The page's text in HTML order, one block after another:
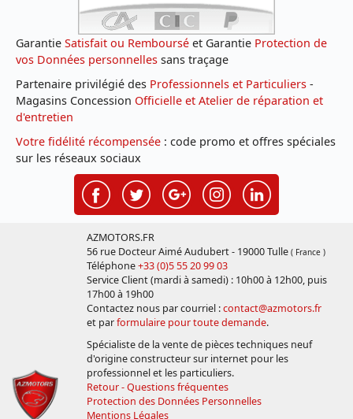
Garantie Satisfait ou Remboursé et Garantie Protection de
vos Données personnelles sans traçage
Partenaire privilégié des Professionnels et Particuliers -
Magasins Concession Officielle et Atelier de réparation et
d'entretien
Votre fidélité récompensée : code promo et offres spéciales
sur les réseaux sociaux
AZMOTORS.FR
56 rue Docteur Aimé Audubert - 19000 Tulle ( France )
Téléphone+33 (0)5 55 20 99 03
Service Client (mardi à samedi) : 10h00 à 12h00, puis
17h00 à 19h00
Contactez nous par courriel :contact@azmotors.fr
et parformulaire pour toute demande.
Spécialiste de la vente de pièces techniques neuf
d'origine constructeur sur internet pour les
professionnel et les particuliers.
Retour - Questions fréquentes
Protection des Données Personnelles
Mentions Légales